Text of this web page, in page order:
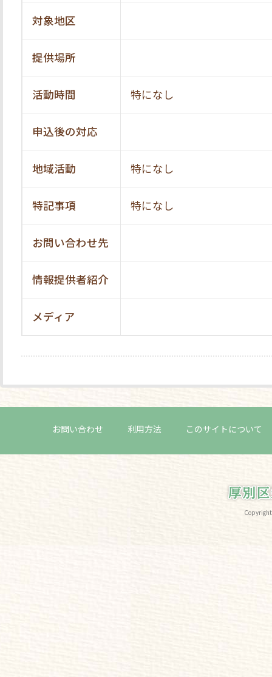
対象地区
提供場所
活動時間 特になし
申込後の対応
地域活動 特になし
特記事項 特になし
お問い合わせ先
情報提供者紹介
メディア
お問い合わせ 利用方法 このサイトについて